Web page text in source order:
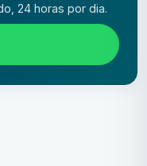
24 horas por dia.